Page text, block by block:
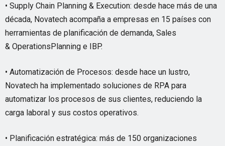
• Supply Chain Planning & Execution: desde hace más de una
década, Novatech acompaña a empresas en 15 países con
herramientas de planificación de demanda, Sales
& OperationsPlanning e IBP.
• Automatización de Procesos: desde hace un lustro,
Novatech ha implementado soluciones de RPA para
automatizar los procesos de sus clientes, reduciendo la
carga laboral y sus costos operativos.
• Planificación estratégica: más de 150 organizaciones